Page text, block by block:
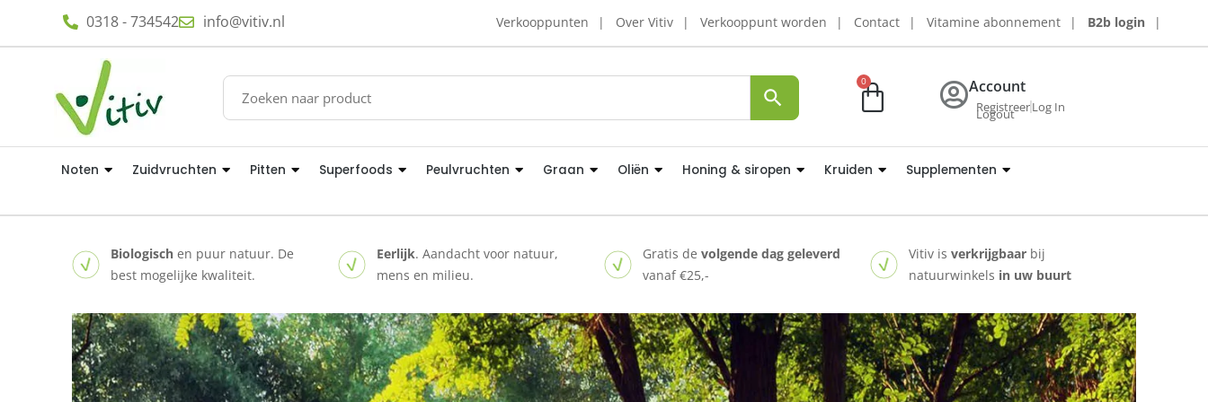
0318 - 734542 info@vitiv.nl Verkooppunten Over Vitiv Verkooppunt worden Contact Vitamine abonnement B2b login
0 Account
RegistreerLog In
Logout
Noten Zuidvruchten Pitten Superfoods Peulvruchten Graan Oliën Honing & siropen Kruiden Supplementen
Biologisch en puur natuur. De
best mogelijke kwaliteit.
Eerlijk. Aandacht voor natuur,
mens en milieu.
Gratis devolgende dag geleverd
vanaf €25,-
Vitiv isverkrijgbaar bij
natuurwinkels in uw buurt